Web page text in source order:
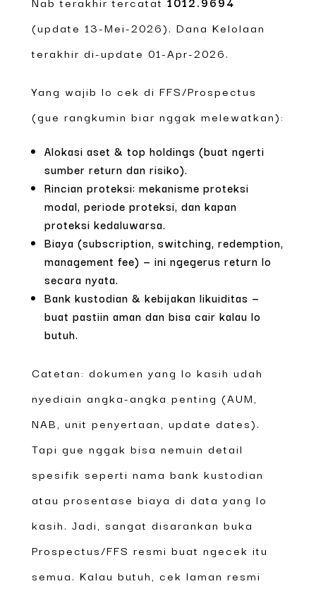
(update 13-Mei-2026). Dana Kelolaan
terakhir di-update 01-Apr-2026.
Yang wajib lo cek di FFS/Prospectus
(gue rangkumin biar nggak melewatkan):
Alokasi aset & top holdings (buat ngerti
sumber return dan risiko).
Rincian proteksi: mekanisme proteksi
modal, periode proteksi, dan kapan
proteksi kedaluwarsa.
Biaya (subscription, switching, redemption,
management fee) — ini ngegerus return lo
secara nyata.
Bank kustodian & kebijakan likuiditas —
buat pastiin aman dan bisa cair kalau lo
butuh.
Catetan: dokumen yang lo kasih udah
nyediain angka-angka penting (AUM,
NAB, unit penyertaan, update dates).
Tapi gue nggak bisa nemuin detail
spesifik seperti nama bank kustodian
atau prosentase biaya di data yang lo
kasih. Jadi, sangat disarankan buka
Prospectus/FFS resmi buat ngecek itu
semua. Kalau butuh, cek laman resmi